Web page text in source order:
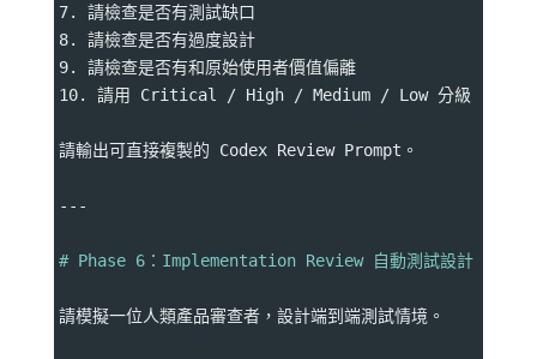
7. 請檢查是否有測試缺口
8. 請檢查是否有過度設計
9. 請檢查是否有和原始使用者價值偏離
10. 請用 Critical / High / Medium / Low 分級
請輸出可直接複製的 Codex Review Prompt。
---
# Phase 6：Implementation Review 自動測試設計
請模擬一位人類產品審查者，設計端到端測試情境。